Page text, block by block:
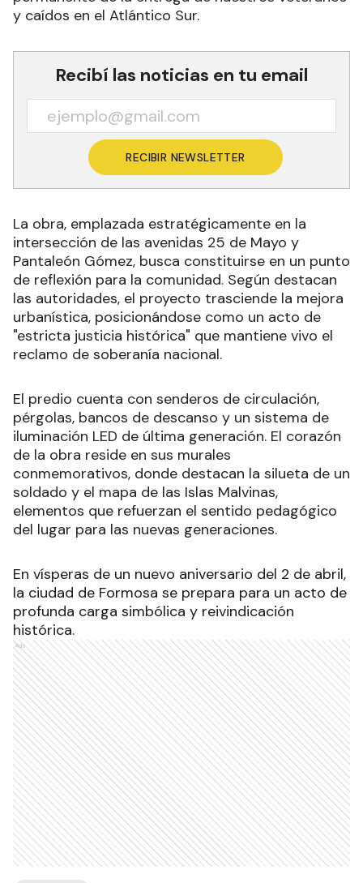
y caídos en el Atlántico Sur.
Recibí las noticias en tu email
RECIBIR NEWSLETTER
La obra, emplazada estratégicamente en la
intersección de las avenidas 25 de Mayo y
Pantaleón Gómez, busca constituirse en un punto
de reflexión para la comunidad. Según destacan
las autoridades, el proyecto trasciende la mejora
urbanística, posicionándose como un acto de
"estricta justicia histórica" que mantiene vivo el
reclamo de soberanía nacional.
El predio cuenta con senderos de circulación,
pérgolas, bancos de descanso y un sistema de
iluminación LED de última generación. El corazón
de la obra reside en sus murales
conmemorativos, donde destacan la silueta de un
soldado y el mapa de las Islas Malvinas,
elementos que refuerzan el sentido pedagógico
del lugar para las nuevas generaciones.
En vísperas de un nuevo aniversario del 2 de abril,
la ciudad de Formosa se prepara para un acto de
profunda carga simbólica y reivindicación
histórica.
Ads